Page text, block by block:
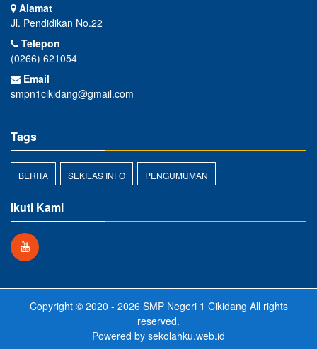
Alamat
Jl. Pendidikan No.22
Telepon
(0266) 621054
Email
smpn1cikidang@gmail.com
Tags
BERITA SEKILAS INFO PENGUMUMAN
Ikuti Kami
Copyright © 2020 - 2026 SMP Negeri 1 Cikidang All rights
reserved.
Powered by sekolahku.web.id